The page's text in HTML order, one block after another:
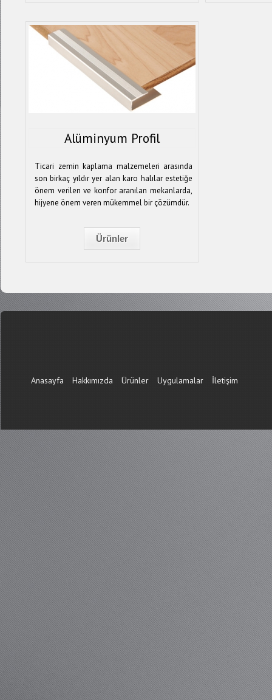
Alüminyum Profil
Ticari zemin kaplama malzemeleri arasında
son birkaç yıldır yer alan karo halılar estetiğe
önem verilen ve konfor aranılan mekanlarda,
hijyene önem veren mükemmel bir çözümdür.
Ürünler
Anasayfa Hakkımızda Ürünler Uygulamalar İletişim